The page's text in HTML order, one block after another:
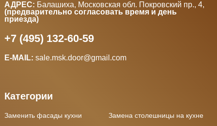
АДРЕС: Балашиха, Московская обл. Покровский пр., 4,
(предварительно согласовать время и день
приезда)
+7 (495) 132-60-59
E-MAIL: sale.msk.door@gmail.com
Категории
Заменить фасады кухни
Замена столешницы на кухне